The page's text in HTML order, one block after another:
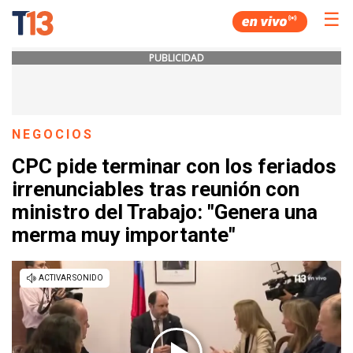
☰
PUBLICIDAD
NEGOCIOS
CPC pide terminar con los feriados
irrenunciables tras reunión con
ministro del Trabajo: "Genera una
merma muy importante"